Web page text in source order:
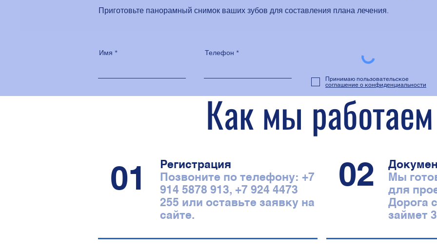
Приготовьте панорамный снимок ваших зубов для составления плана лечения.
Имя Телефон
Принимаю пользовательское
соглашение о конфиденциальности
Как мы работаем
01
Регистрация
Позвоните по телефону: +7
914 5878 913, +7 924 4473
255 или оставьте заявку на
сайте.
02
Мы
для
Дорога
займет